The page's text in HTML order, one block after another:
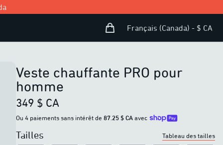
Panier d’achat
Open user menu
Français (Canada) - $ CA
Veste chauffante PRO pour
homme
349 $ CA
Ou 4 paiements sans intérêt de 87.25 $ CAavec
Tailles Tableau des tailles